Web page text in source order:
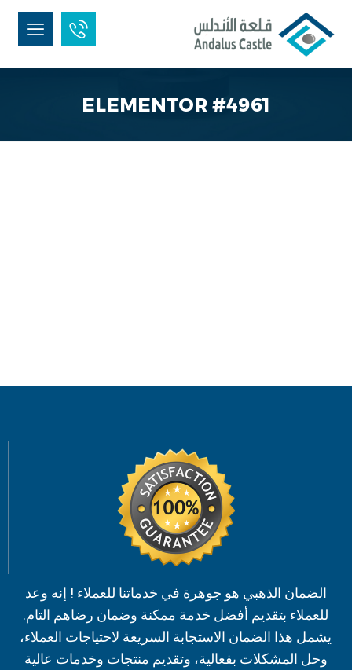
ELEMENTOR #4961
الضمان الذهبي هو جوهرة في خدماتنا للعملاء ! إنه وعد
للعملاء بتقديم أفضل خدمة ممكنة وضمان رضاهم التام.
يشمل هذا الضمان الاستجابة السريعة لاحتياجات العملاء،
وحل المشكلات بفعالية، وتقديم منتجات وخدمات عالية